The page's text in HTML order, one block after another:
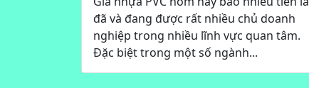
đã và đang được rất nhiều chủ doanh
nghiệp trong nhiều lĩnh vực quan tâm.
Đặc biệt trong một số ngành...